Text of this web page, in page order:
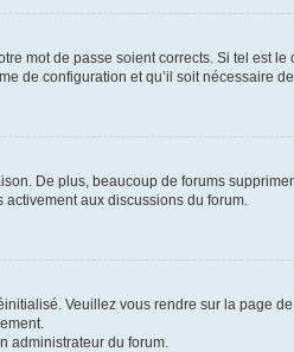
mot de passe soient corrects. Si tel est
de configuration et qu’il soit nécessaire
De plus, beaucoup de forums
aux discussions du forum.
Veuillez vous rendre sur la page
administrateur du forum.